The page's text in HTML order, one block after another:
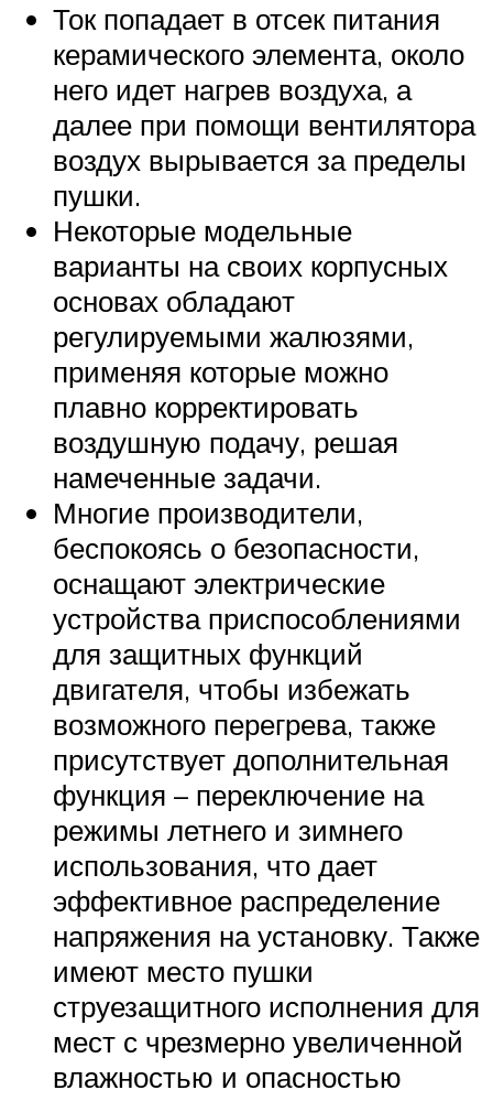
Ток попадает в отсек питания
керамического элемента, около
него идет нагрев воздуха, а
далее при помощи вентилятора
воздух вырывается за пределы
пушки.
Некоторые модельные
варианты на своих корпусных
основах обладают
регулируемыми жалюзями,
применяя которые можно
плавно корректировать
воздушную подачу, решая
намеченные задачи.
Многие производители,
беспокоясь о безопасности,
оснащают электрические
устройства приспособлениями
для защитных функций
двигателя, чтобы избежать
возможного перегрева, также
присутствует дополнительная
функция – переключение на
режимы летнего и зимнего
использования, что дает
эффективное распределение
напряжения на установку. Также
имеют место пушки
струезащитного исполнения для
мест с чрезмерно увеличенной
влажностью и опасностью